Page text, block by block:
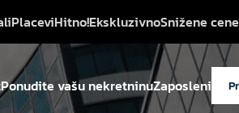
PlaceviHitno!EkskluzivnoSnižene cene
Ponudite vašu nekretninuZaposleni